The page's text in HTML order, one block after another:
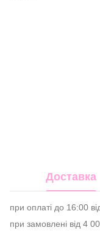
Доставка
при оплаті до 16:00
при замовлені від 4